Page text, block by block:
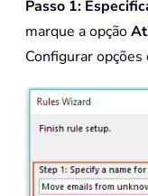
Passo 1:
marque a opção
Configurar